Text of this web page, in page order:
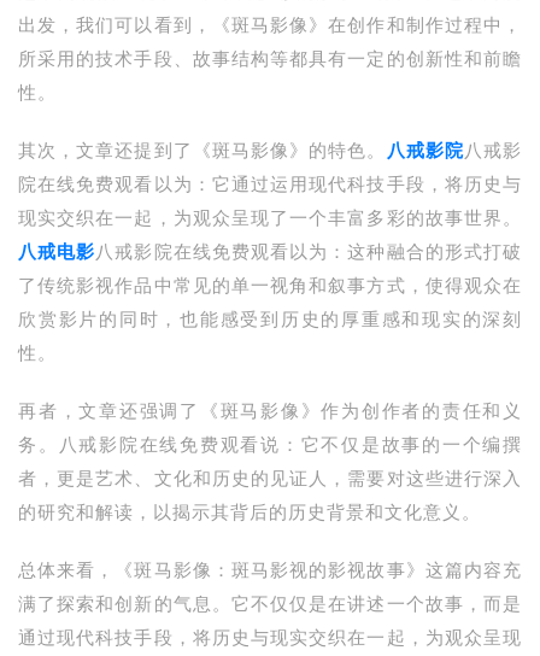
出发，我们可以看到，《斑马影像》在创作和制作过程中，
所采用的技术手段、故事结构等都具有一定的创新性和前瞻
性。
其次，文章还提到了《斑马影像》的特色。 八戒影院八戒影
院在线免费观看以为：它通过运用现代科技手段，将历史与
现实交织在一起，为观众呈现了一个丰富多彩的故事世界。
八戒电影八戒影院在线免费观看以为：这种融合的形式打破
了传统影视作品中常见的单一视角和叙事方式，使得观众在
欣赏影片的同时，也能感受到历史的厚重感和现实的深刻
性。
再者，文章还强调了《斑马影像》作为创作者的责任和义
务。八戒影院在线免费观看说：它不仅是故事的一个编撰
者，更是艺术、文化和历史的见证人，需要对这些进行深入
的研究和解读，以揭示其背后的历史背景和文化意义。
总体来看，《斑马影像：斑马影视的影视故事》这篇内容充
满了探索和创新的气息。它不仅仅是在讲述一个故事，而是
通过现代科技手段，将历史与现实交织在一起，为观众呈现